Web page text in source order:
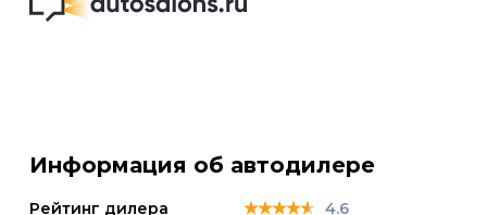
Информация об автодилере
Рейтинг дилера ★★★★★
★★★★★
★★★★★ 4.6